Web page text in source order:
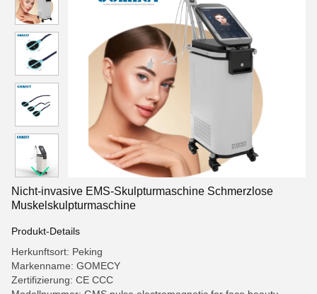
Nicht-invasive EMS-Skulpturmaschine Schmerzlose
Muskelskulpturmaschine
Produkt-Details
Herkunftsort: Peking
Markenname: GOMECY
Zertifizierung: CE CCC